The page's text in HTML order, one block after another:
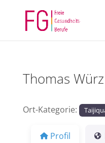
Thomas Würz
Ort-Kategorie:
Profil